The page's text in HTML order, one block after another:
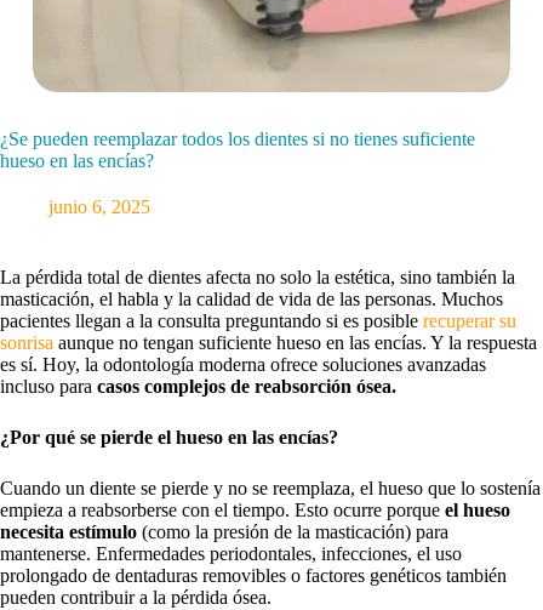
¿Se pueden reemplazar todos los dientes si no tienes suficiente
hueso en las encías?
junio 6, 2025
La pérdida total de dientes afecta no solo la estética, sino también la
masticación, el habla y la calidad de vida de las personas. Muchos
pacientes llegan a la consulta preguntando si es posible recuperar su
sonrisa aunque no tengan suficiente hueso en las encías. Y la respuesta
es sí. Hoy, la odontología moderna ofrece soluciones avanzadas
incluso para casos complejos de reabsorción ósea.
¿Por qué se pierde el hueso en las encías?
Cuando un diente se pierde y no se reemplaza, el hueso que lo sostenía
empieza a reabsorberse con el tiempo. Esto ocurre porque el hueso
necesita estímulo (como la presión de la masticación) para
mantenerse. Enfermedades periodontales, infecciones, el uso
prolongado de dentaduras removibles o factores genéticos también
pueden contribuir a la pérdida ósea.